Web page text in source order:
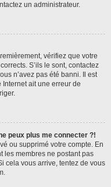
un administrateur.
vérifiez que votre
S’ils le sont, contactez
n’avez pas été banni. Il est
ait une erreur de
peux plus me connecter ?!
ou supprimé votre compte. En
les membres ne postant pas
cela vous arrive, tentez de vous